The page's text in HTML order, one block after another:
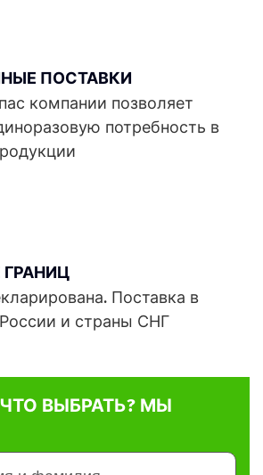
ПОСТАВКИ
компании позволяет
потребность в
ГРАНИЦ
Поставка в
и страны СНГ
ВЫБРАТЬ? МЫ